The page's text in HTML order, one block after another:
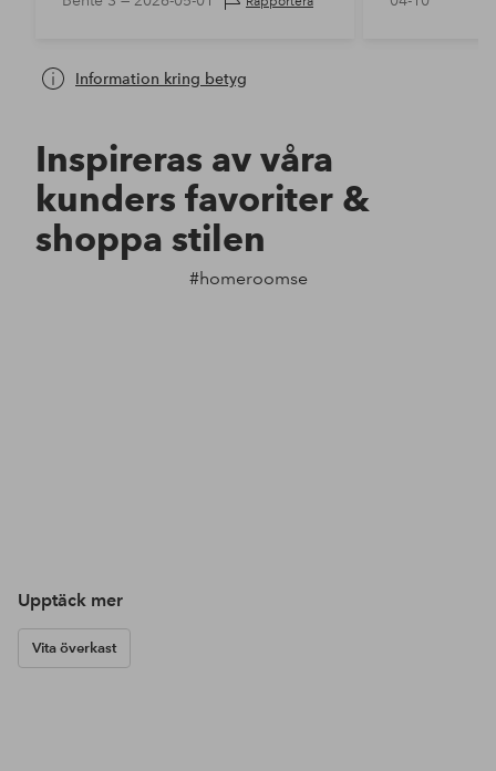
Information kring betyg
Inspireras av våra
kunders favoriter &
shoppa stilen
#homeroomse
Upptäck mer
Vita överkast